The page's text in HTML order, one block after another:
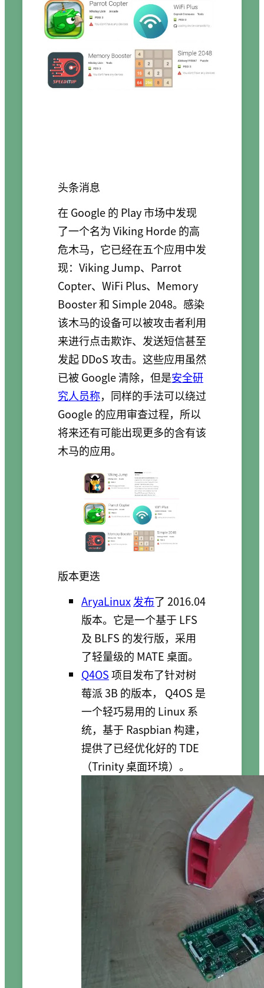
头条消息
在 Google 的 Play 市场中发现
了一个名为 Viking Horde 的高
危木马，它已经在五个应用中发
现：Viking Jump、Parrot
Copter、WiFi Plus、Memory
Booster 和 Simple 2048。感染
该木马的设备可以被攻击者利用
来进行点击欺诈、发送短信甚至
发起 DDoS 攻击。这些应用虽然
已被 Google 清除，但是安全研
究人员称，同样的手法可以绕过
Google 的应用审查过程，所以
将来还有可能出现更多的含有该
木马的应用。
版本更迭
AryaLinux发布了 2016.04
版本。它是一个基于 LFS
及 BLFS 的发行版，采用
了轻量级的 MATE 桌面。
Q4OS项目发布了针对树
莓派 3B 的版本， Q4OS 是
一个轻巧易用的 Linux 系
统，基于 Raspbian 构建，
提供了已经优化好的 TDE
（Trinity 桌面环境）。